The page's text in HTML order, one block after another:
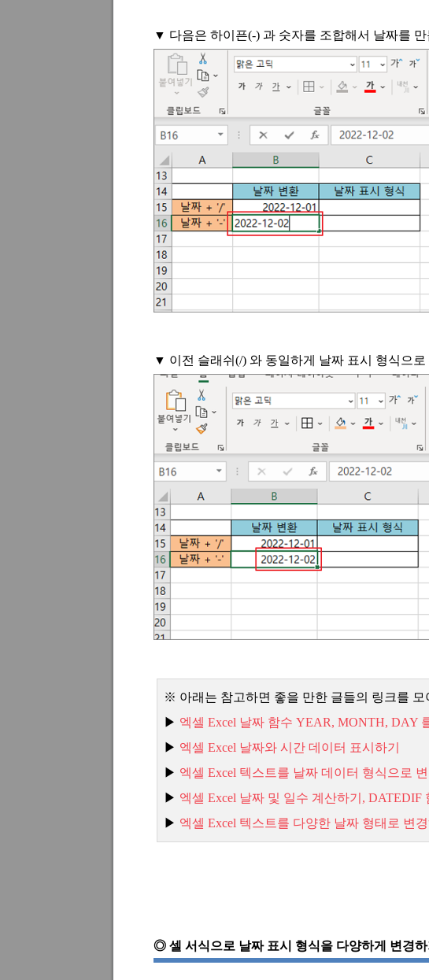
▼ 다음은 하이픈(-) 과 숫자를 조합해서 날짜를
▼ 이전 슬래쉬 (/) 와 동일하게 날짜 표시 형식으
※ 아래는 참고하면 좋을 만한 글들의 링크를 모
▶ 엑셀 Excel 날짜 함수 YEAR, MONTH, DAY
▶ 엑셀 Excel 날짜와 시간 데이터 표시하기
▶ 엑셀 Excel 텍스트를 날짜 데이터 형식으로
▶ 엑셀 Excel 날짜 및 일수 계산하기, DATEDIF
▶ 엑셀 Excel 텍스트를 다양한 날짜 형태로 변
◎ 셀 서식으로 날짜 표시 형식을 다양하게 변경하